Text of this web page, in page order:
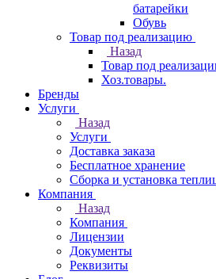
батарейки
Обувь
Товар под реализацию
Назад
Товар под
Хоз.товары.
Бренды
Услуги
Назад
Услуги
Доставка заказа
Бесплатное хранение
Сборка и установка
Компания
Назад
Компания
Лицензии
Документы
Реквизиты